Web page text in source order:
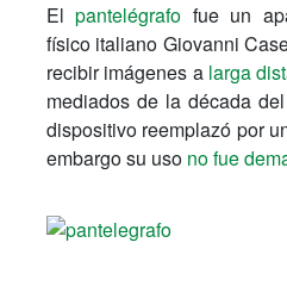
Elpantelégrafo fue un
físico italiano Giovanni
recibir imágenes a larga
mediados de la década
dispositivo reemplazó por
embargo su uso no fue